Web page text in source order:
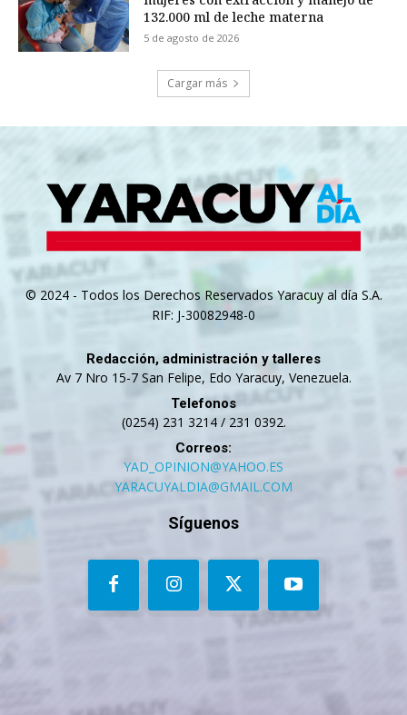
132.000 ml de leche materna
5 de agosto de 2026
Cargar más
© 2024 - Todos los Derechos Reservados Yaracuy al día S.A.
RIF: J-30082948-0
Redacción, administración y talleres
Av 7 Nro 15-7 San Felipe, Edo Yaracuy, Venezuela.
Telefonos
(0254) 231 3214 / 231 0392.
Correos:
YAD_OPINION@YAHOO.ES
YARACUYALDIA@GMAIL.COM
Síguenos